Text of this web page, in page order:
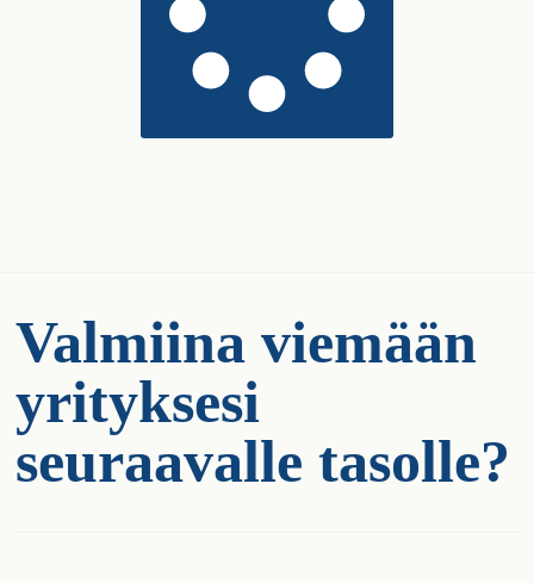
Valmiina viemään
yrityksesi
seuraavalle tasolle?